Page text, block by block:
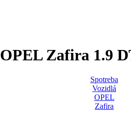
OPEL Zafira 1.9
Spotreba
Vozidlá
OPEL
Zafira